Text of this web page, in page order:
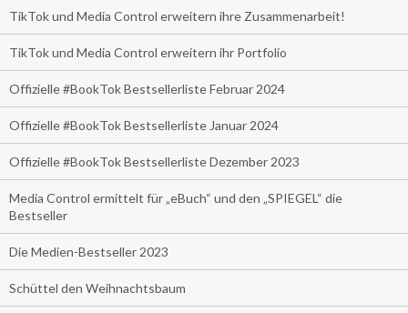
TikTok und Media Control erweitern ihre Zusammenarbeit!
TikTok und Media Control erweitern ihr Portfolio
Offizielle #BookTok Bestsellerliste Februar 2024
Offizielle #BookTok Bestsellerliste Januar 2024
Offizielle #BookTok Bestsellerliste Dezember 2023
Media Control ermittelt für „eBuch“ und den „SPIEGEL“ die
Bestseller
Die Medien-Bestseller 2023
Schüttel den Weihnachtsbaum